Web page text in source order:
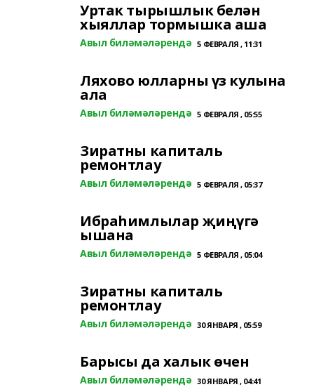
Уртак тырышлык белән
хыяллар тормышка аша
Авыл биләмәләрендә 5 ФЕВРАЛЯ , 11:31
Ляхово юлларны үз кулына
ала
Авыл биләмәләрендә 5 ФЕВРАЛЯ , 05:55
Зиратны капиталь
ремонтлау
Авыл биләмәләрендә 5 ФЕВРАЛЯ , 05:37
Ибраһимлылар җиңүгә
ышана
Авыл биләмәләрендә 5 ФЕВРАЛЯ , 05:04
Зиратны капиталь
ремонтлау
Авыл биләмәләрендә 30 ЯНВАРЯ , 05:59
Барысы да халык өчен
Авыл биләмәләрендә 30 ЯНВАРЯ , 04:41